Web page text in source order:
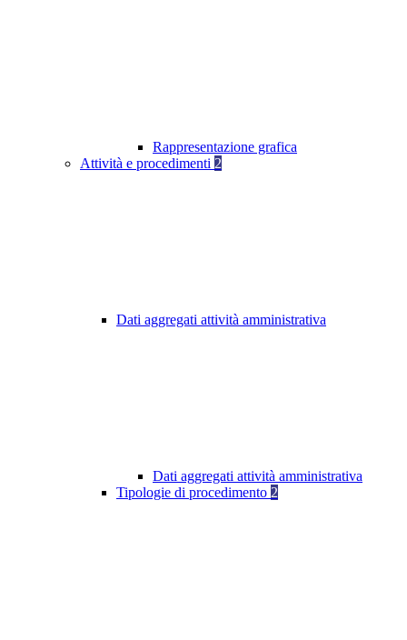
Rappresentazione grafica
Attività e procedimenti 2
Dati aggregati attività amministrativa
Dati aggregati attività amministrativa
Tipologie di procedimento 2